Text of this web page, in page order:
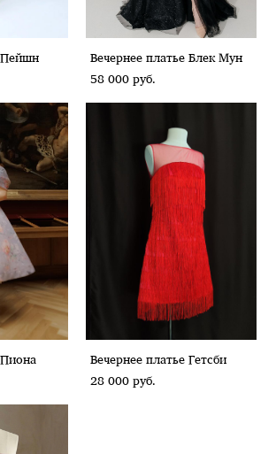
Пейшн
Вечернее платье Блек Мун
58 000 pуб.
Вечернее платье Гетсби
28 000 pуб.